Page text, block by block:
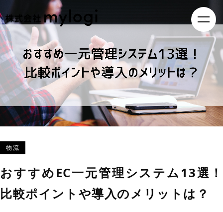
物流
おすすめEC一元管理システム13選！
比較ポイントや導入のメリットは？